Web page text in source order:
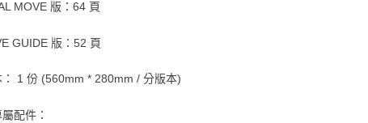
MOVE 版：64 頁
GUIDE 版：52 頁
： 1 份 (560mm * 280mm / 分版本)
配件：